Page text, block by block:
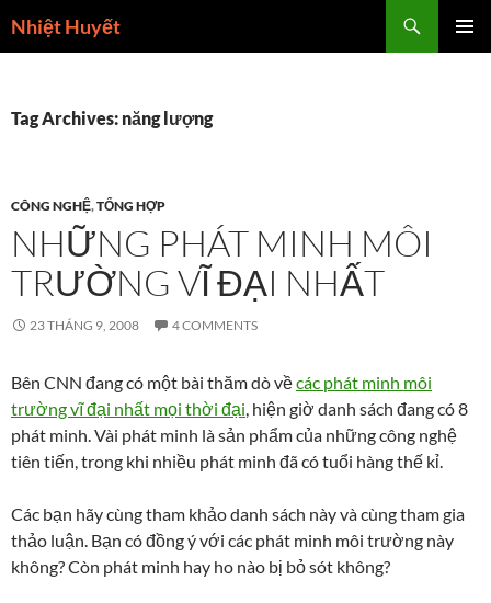
toNhiệt Huyết
Tag Archives: năng lượng
CÔNG NGHỆ,TỔNG HỢP
NHỮNG PHÁT MINH MÔI
TRƯỜNG VĨ ĐẠI NHẤT
23 THÁNG 9, 2008 4 COMMENTS
Bên CNN đang có một bài thăm dò vềcác phát minh môi
trường vĩ đại nhất mọi thời đại, hiện giờ danh sách đang có 8
phát minh. Vài phát minh là sản phẩm của những công nghệ
tiên tiến, trong khi nhiều phát minh đã có tuổi hàng thế kỉ.
Các bạn hãy cùng tham khảo danh sách này và cùng tham gia
thảo luận. Bạn có đồng ý với các phát minh môi trường này
không? Còn phát minh hay ho nào bị bỏ sót không?